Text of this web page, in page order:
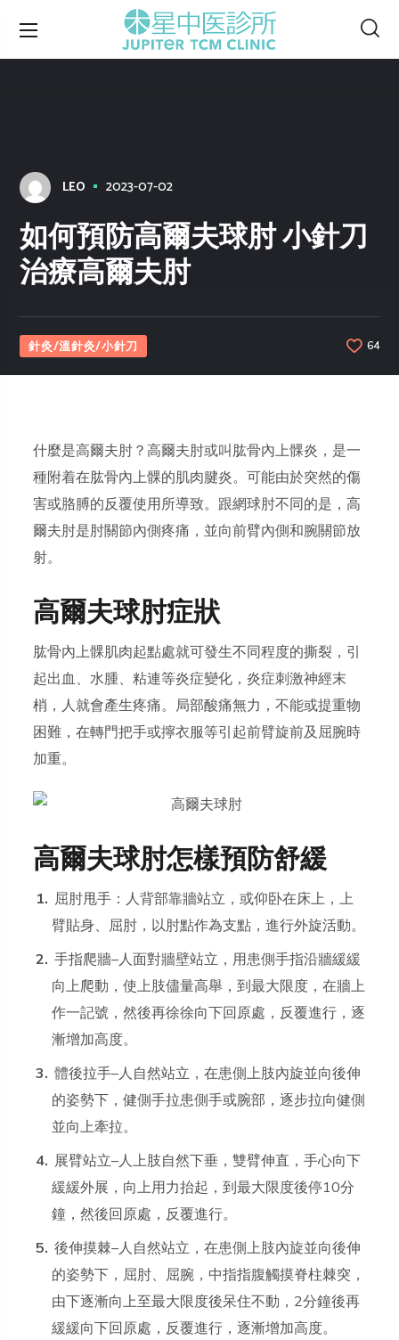
LEO 2023-07-02
如何預防高爾夫球肘 小針刀
治療高爾夫肘
針灸/溫針灸/小針刀 64
什麼是高爾夫肘？高爾夫肘或叫肱骨內上髁炎，是一
種附着在肱骨內上髁的肌肉腱炎。可能由於突然的傷
害或胳膊的反覆使用所導致。跟網球肘不同的是，高
爾夫肘是肘關節內側疼痛，並向前臂內側和腕關節放
射。
高爾夫球肘症狀
肱骨內上髁肌肉起點處就可發生不同程度的撕裂，引
起出血、水腫、粘連等炎症變化，炎症刺激神經末
梢，人就會產生疼痛。局部酸痛無力，不能或提重物
困難，在轉門把手或擰衣服等引起前臂旋前及屈腕時
加重。
高爾夫球肘怎樣預防舒緩
屈肘甩手：人背部靠牆站立，或仰卧在床上，上
臂貼身、屈肘，以肘點作為支點，進行外旋活動。
手指爬牆–人面對牆壁站立，用患側手指沿牆緩緩
向上爬動，使上肢儘量高舉，到最大限度，在牆上
作一記號，然後再徐徐向下回原處，反覆進行，逐
漸增加高度。
體後拉手–人自然站立，在患側上肢內旋並向後伸
的姿勢下，健側手拉患側手或腕部，逐步拉向健側
並向上牽拉。
展臂站立–人上肢自然下垂，雙臂伸直，手心向下
緩緩外展，向上用力抬起，到最大限度後停10分
鐘，然後回原處，反覆進行。
後伸摸棘–人自然站立，在患側上肢內旋並向後伸
的姿勢下，屈肘、屈腕，中指指腹觸摸脊柱棘突，
由下逐漸向上至最大限度後呆住不動，2分鐘後再
緩緩向下回原處，反覆進行，逐漸增加高度。